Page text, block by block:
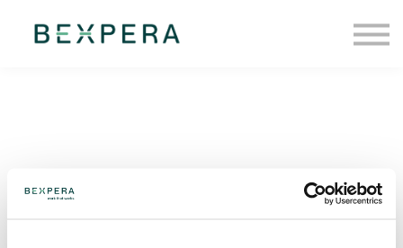
O nás
Transparentné